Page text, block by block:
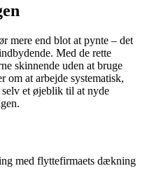
mere end blot at pynte – det
Med de rette
skinnende uden at bruge
om at arbejde systematisk,
et øjeblik til at nyde
med flyttefirmaets dækning